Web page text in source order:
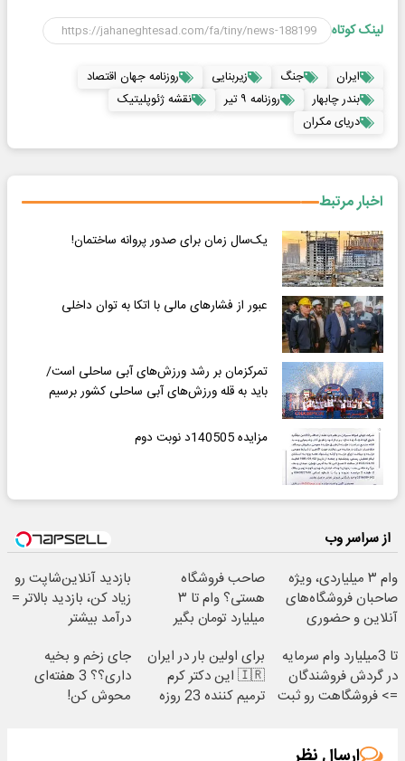
لینک کوتاه
ایران جنگ زیربنایی
روزنامه جهان اقتصاد
بندر چابهار
روزنامه ۹ تیر
نقشه ژئوپلیتیک
دریای مکران
اخبار مرتبط
یک‌سال زمان برای صدور پروانه ساختمان!
عبور از فشارهای مالی با اتکا به توان داخلی
تمرکزمان بر رشد ورزش‌های آبی ساحلی است/
باید به قله ورزش‌های آبی ساحلی کشور برسیم
مزایده 140505د نوبت دوم
از سراسر وب
وام ۳ میلیاردی، ویژه
صاحبان فروشگاه‌های
آنلاین و حضوری
صاحب فروشگاه
هستی؟ وام تا ۳
میلیارد تومان بگیر
بازدید آنلاین‌شاپت رو
زیاد کن، بازدید بالاتر =
درآمد بیشتر
تا 3میلیارد وام سرمایه
در گردش فروشندگان
=> فروشگاهت رو ثبت
برای اولین بار در ایران
🇮🇷 این دکتر کرم
ترمیم کننده 23 روزه
جای زخم و بخیه
داری؟؟ 3 هفته‌ای
محوش کن!